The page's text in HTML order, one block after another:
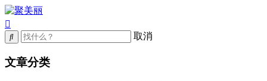
取消
文章分类